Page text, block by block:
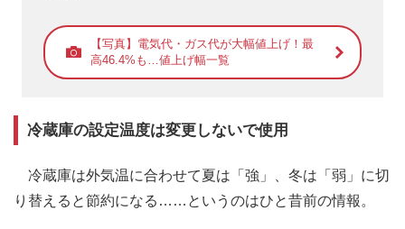
【写真】電気代・ガス代が大幅値上げ！最
高46.4%も…値上げ幅一覧
冷蔵庫の設定温度は変更しないで使用
冷蔵庫は外気温に合わせて夏は「強」、冬は「弱」に切
り替えると節約になる……というのはひと昔前の情報。